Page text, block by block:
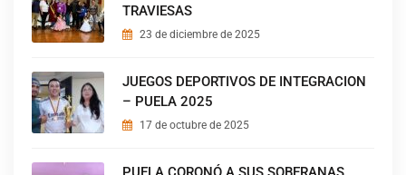
TRAVIESAS
23 de diciembre de 2025
JUEGOS DEPORTIVOS DE INTEGRACION
– PUELA 2025
17 de octubre de 2025